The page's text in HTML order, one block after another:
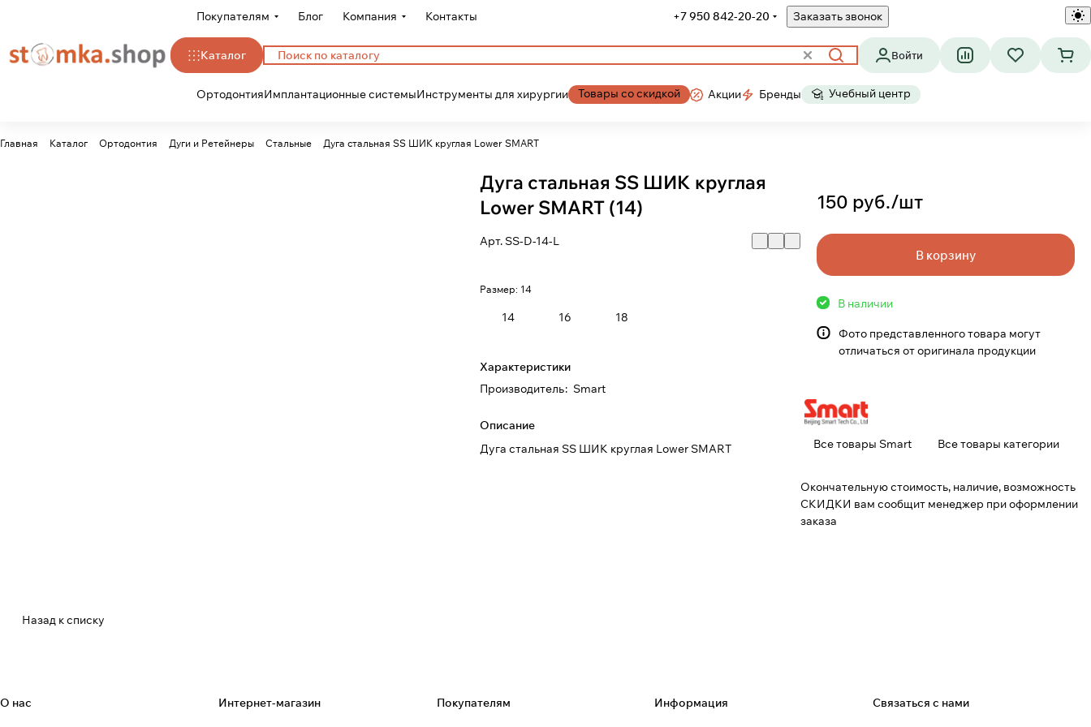
Покупателям Блог Компания Контакты +7 950 842-20-20 Заказать звонок
Каталог Войти
ОртодонтияИмплантационные системыИнструменты для хирургии Товары со скидкой Акции Бренды Учебный центр
Главная Каталог Ортодонтия Дуги и Ретейнеры Стальные Дуга стальная SS ШИК круглая Lower SMART
Дуга стальная SS ШИК круглая
Lower SMART (14)
Арт. SS-D-14-L
Размер: 14
14 16 18
Характеристики
Производитель: Smart
Описание
Дуга стальная SS ШИК круглая Lower SMART
150 руб./шт
В корзину
В наличии
Фото представленного товара могут
отличаться от оригинала продукции
Все товары Smart Все товары категории
Окончательную стоимость, наличие, возможность
СКИДКИ вам сообщит менеджер при оформлении
заказа
Назад к списку
О нас Интернет-магазин Покупателям Информация Связаться с нами